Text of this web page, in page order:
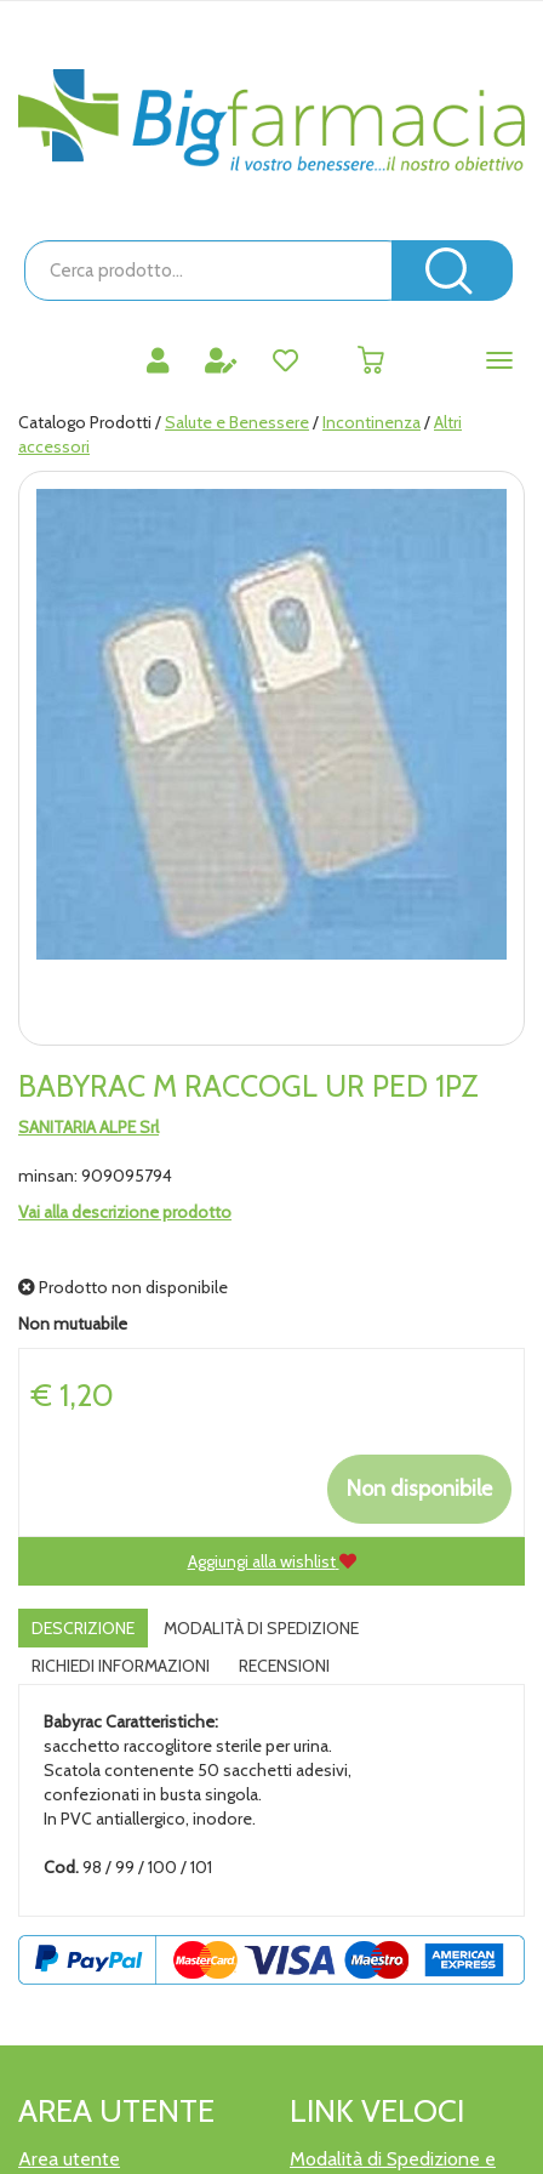
principaleBigfarmacia
Cerca
Prodotto
Catalogo Prodotti /Salute e Benessere/Incontinenza/Altri
accessori
BABYRAC M RACCOGL UR PED 1PZ
SANITARIA ALPE Srl
minsan: 909095794
Vai alla descrizione prodotto
Prodotto non disponibile
Non mutuabile
Prezzo
€ 1,20
Non disponibile
Aggiungi alla wishlist
DESCRIZIONE
MODALITÀ DI SPEDIZIONE
RICHIEDI INFORMAZIONI
RECENSIONI
BabyracCaratteristiche:
sacchetto raccoglitore sterile per urina.
Scatola contenente 50 sacchetti adesivi,
confezionati in busta singola.
In PVC antiallergico, inodore.
Cod.98 / 99 / 100 / 101
AREA UTENTE
Area utente
LINK VELOCI
Modalità di Spedizione e